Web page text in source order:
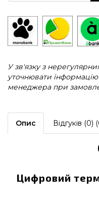
У зв'язку з
уточнювати
менеджера при
Опис Відгуків (0)
Цифровий